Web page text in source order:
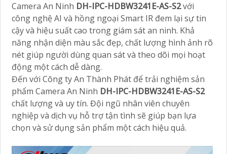
Camera An Ninh DH-IPC-HDBW3241E-AS-S2với
công nghệ AI và hồng ngoại Smart IR đem lại sự tin
cậy và hiệu suất cao trong giám sát an ninh. Khả
năng nhận diện màu sắc đẹp, chất lượng hình ảnh rõ
nét giúp người dùng quan sát và theo dõi mọi hoạt
động một cách dễ dàng.
Đến với Công ty An Thành Phát để trải nghiệm sản
phẩm Camera An Ninh DH-IPC-HDBW3241E-AS-S2
chất lượng và uy tín. Đội ngũ nhân viên chuyên
nghiệp và dịch vụ hỗ trợ tận tình sẽ giúp bạn lựa
chọn và sử dụng sản phẩm một cách hiệu quả.